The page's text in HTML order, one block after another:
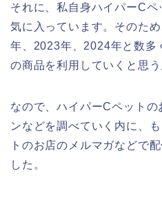
それに、私自身ハイパーC
気に入っています。そのた
年、2023年、2024年と数多
の商品を利用していくと思う
なので、ハイパーCペット
ンなどを調べていく内に、
トのお店のメルマガなどで
した。